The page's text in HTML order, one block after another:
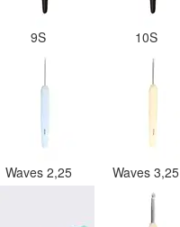
9S 10S
Waves 2,25 Waves 3,25